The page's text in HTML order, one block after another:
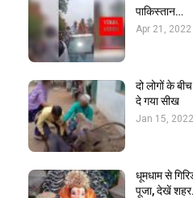
पाकिस्तान…
Apr 21, 2022
दो लोगों के
दे गया सीख
Jan 15, 2022
धूमधाम से
पूजा, देखें